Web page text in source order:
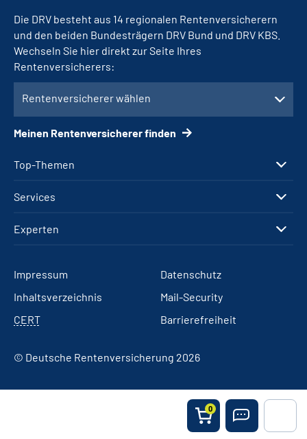
0
Top-Themen
Services
Experten
Die DRV besteht aus 14 regionalen Rentenversicherern
und den beiden Bundesträgern DRV Bund und DRV KBS.
Wechseln Sie hier direkt zur Seite Ihres
Rentenversicherers:
Rentenversicherer wählen
Meinen Rentenversicherer finden
Impressum
Datenschutz
Inhaltsverzeichnis
Mail-Security
CERT
Barrierefreiheit
© Deutsche Rentenversicherung 2026